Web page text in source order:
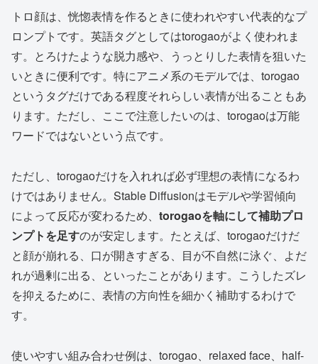
トロ顔は、恍惚表情を作るときに使われやすい代表的なプ
ロンプトです。英語タグとしてはtorogaoがよく使われま
す。とろけたような脱力感や、うっとりした表情を狙いた
いときに便利です。特にアニメ系のモデルでは、torogao
というタグだけである程度それらしい表情が出ることもあ
ります。ただし、ここで注意したいのは、torogaoは万能
ワードではないという点です。
ただし、torogaoだけを入れれば必ず理想の表情になるわ
けではありません。Stable Diffusionはモデルや学習傾向
によって反応が変わるため、 torogaoを軸にして補助プロ
ンプトを足すのが安定します。たとえば、torogaoだけだ
と顔が崩れる、口が開きすぎる、目が不自然に泳ぐ、よだ
れが過剰に出る、といったことがあります。こうしたズレ
を抑えるために、表情の方向性を細かく補助するわけで
す。
使いやすい組み合わせ例は、torogao、relaxed face、half-